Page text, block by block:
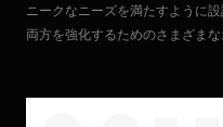
ニークなニーズを満たすように
両方を強化するためのさまざま